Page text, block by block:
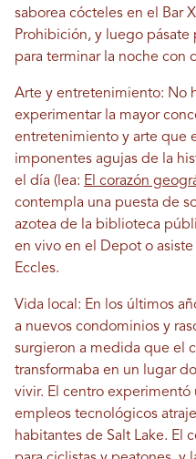
saborea cócteles en el Bar
Prohibición, y luego pásate
para terminar la noche con
Arte y entretenimiento: No
experimentar la mayor
entretenimiento y arte que
imponentes agujas de la
el día (lea: El corazón
contempla una puesta de
azotea de la biblioteca
en vivo en el Depot o
Eccles.
Vida local: En los últimos
a nuevos condominios y
surgieron a medida que el
transformaba en un lugar
vivir. El centro experimentó
empleos tecnológicos
habitantes de Salt Lake. El